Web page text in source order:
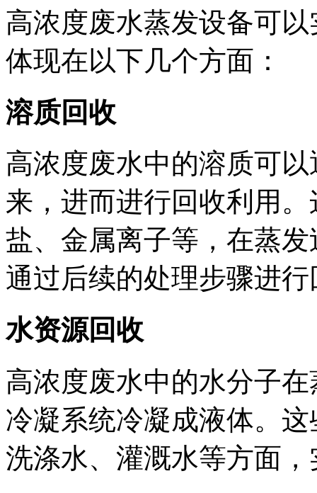
高浓度废水蒸发设备可
体现在以下几个方面：
溶质回收
高浓度废水中的溶质可
来，进而进行回收利用
盐、金属离子等，在蒸
通过后续的处理步骤进
水资源回收
高浓度废水中的水分子
冷凝系统冷凝成液体。
洗涤水、灌溉水等方面